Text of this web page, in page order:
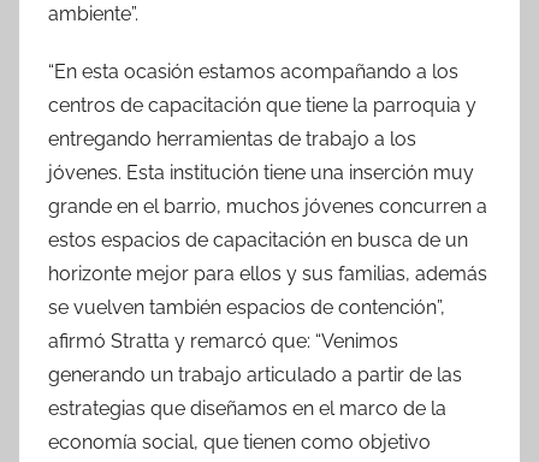
ambiente”.
“En esta ocasión estamos acompañando a los
centros de capacitación que tiene la parroquia y
entregando herramientas de trabajo a los
jóvenes. Esta institución tiene una inserción muy
grande en el barrio, muchos jóvenes concurren a
estos espacios de capacitación en busca de un
horizonte mejor para ellos y sus familias, además
se vuelven también espacios de contención”,
afirmó Stratta y remarcó que: “Venimos
generando un trabajo articulado a partir de las
estrategias que diseñamos en el marco de la
economía social, que tienen como objetivo